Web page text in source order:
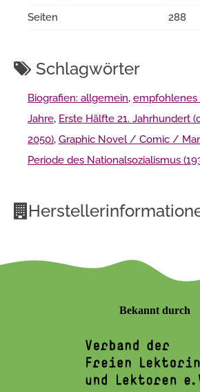
Seiten
288
Schlagwörter
Biografien: allgemein, empfohlenes
Jahre, Erste Hälfte 21. Jahrhundert
2050), Graphic Novel / Comic /
Periode des Nationalsozialismus
Bekannt durch